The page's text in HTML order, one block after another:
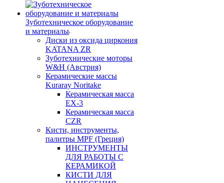
Зуботехническое оборудование
и материалы
Диски из оксида циркония
KATANA ZR
Зуботехнические моторы
W&H (Австрия)
Керамические массы
Kuraray Noritake
Керамическая масса
EX-3
Керамическая масса
CZR
Кисти, инструменты,
палитры MPF (Греция)
ИНСТРУМЕНТЫ
ДЛЯ РАБОТЫ С
КЕРАМИКОЙ
КИСТИ ДЛЯ